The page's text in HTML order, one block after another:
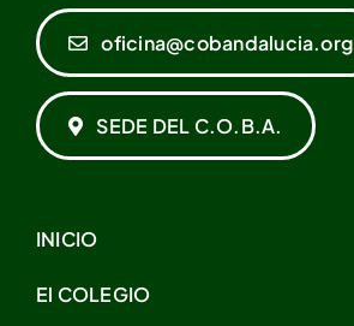
oficina@cobandalucia.org
SEDE DEL C.O.B.A.
INICIO
El COLEGIO